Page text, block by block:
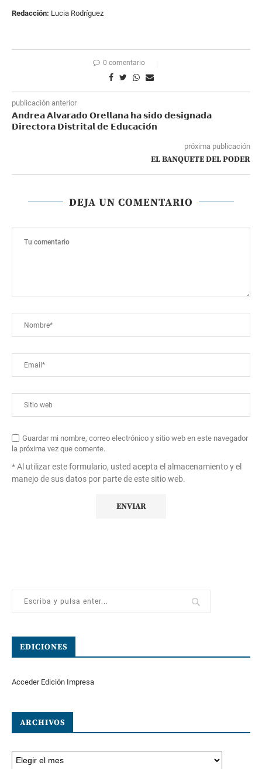
Redacción: Lucia Rodríguez
0 comentario
publicación anterior
𝗔𝗻𝗱𝗿𝗲𝗮 𝗔𝗹𝘃𝗮𝗿𝗮𝗱𝗼 𝗢𝗿𝗲𝗹𝗹𝗮𝗻𝗮 𝗵𝗮 𝘀𝗶𝗱𝗼 𝗱𝗲𝘀𝗶𝗴𝗻𝗮𝗱𝗮
𝗗𝗶𝗿𝗲𝗰𝘁𝗼𝗿𝗮 𝗗𝗶𝘀𝘁𝗿𝗶𝘁𝗮𝗹 𝗱𝗲 𝗘𝗱𝘂𝗰𝗮𝗰𝗶𝗼́𝗻
próxima publicación
EL BANQUETE DEL PODER
DEJA UN COMENTARIO
Guardar mi nombre, correo electrónico y sitio web en este navegador
la próxima vez que comente.
* Al utilizar este formulario, usted acepta el almacenamiento y el
manejo de sus datos por parte de este sitio web.
EDICIONES
Acceder Edición Impresa
ARCHIVOS